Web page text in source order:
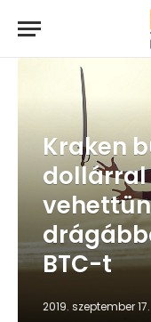
Kraken
dollárral
BTC-t
2019. szeptember 17.